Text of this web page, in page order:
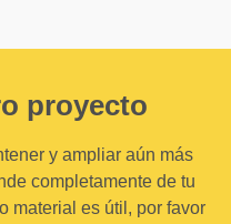
proyecto
y ampliar aún más
completamente de tu
material es útil, por favor